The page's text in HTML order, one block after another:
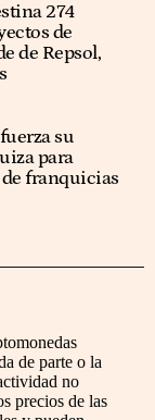
274
de
de Repsol,
su
para
franquicias
de parte o la
no
precios de las